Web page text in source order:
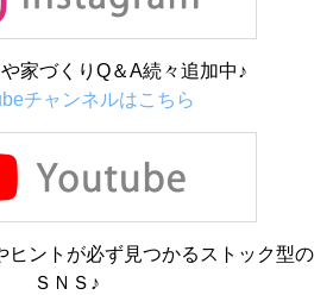
家づくりQ＆A続々追加中♪
チャンネルはこちら
ヒントが必ず見つかるストック型の
ＳＮＳ♪